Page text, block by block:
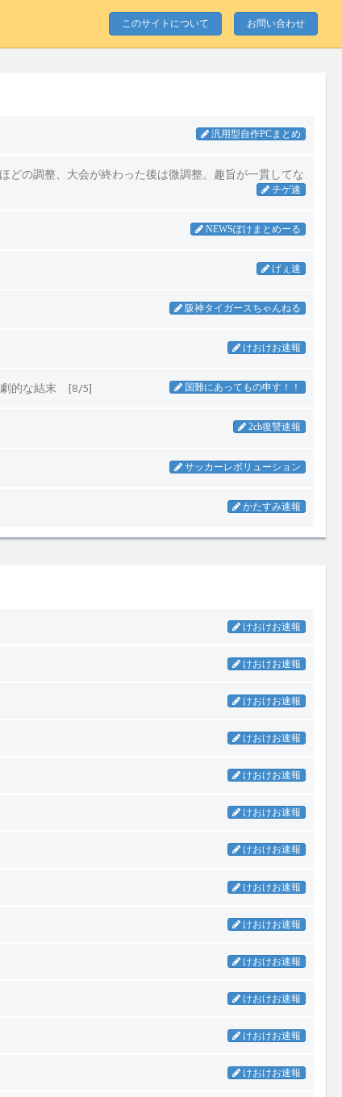
このサイトについて お問い合わせ
けおけお速報
けおけお速報
けおけお速報
けおけお速報
けおけお速報
けおけお速報
けおけお速報
けおけお速報
けおけお速報
けおけお速報
けおけお速報
けおけお速報
けおけお速報